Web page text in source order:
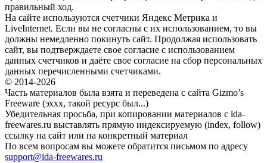
правильный ход.
На сайте используются счетчики Яндекс Метрика и
LiveInternet. Если вы не согласны с их использованием, то вы
должны немедленно покинуть сайт. Продолжая использовать
сайт, вы подтверждаете свое согласие с использованием
данных счетчиков и даёте свое согласие на сбор персональных
данных перечисленными счетчиками.
© 2014-2026
Часть материалов была взята и переведена с сайта Gizmo’s
Freeware (эххх, такой ресурс был...)
Убедительная просьба, при копировании материалов с ida-
freewares.ru выставлять прямую индексируемую (index, follow)
ссылку на сайт или на конкретный материал
По всем вопросам вы можете обратится письмом по адресу
support@ida-freewares.ru